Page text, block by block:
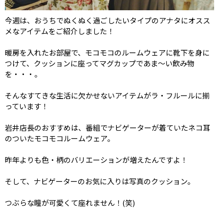
今週は、おうちでぬくぬく過ごしたいタイプのアナタにオスス
メなアイテムをご紹介しました！
暖房を入れたお部屋で、モコモコのルームウェアに靴下を身に
つけて、クッションに座ってマグカップであま～い飲み物
を・・・。
そんなすてきな生活に欠かせないアイテムがラ・フルールに揃
っています！
岩井店長のおすすめは、番組でナビゲーターが着ていたネコ耳
のついたモコモコルームウェア。
昨年よりも色・柄のバリエーションが増えたんですよ！
そして、ナビゲーターのお気に入りは写真のクッション。
つぶらな瞳が可愛くて座れません！(笑)